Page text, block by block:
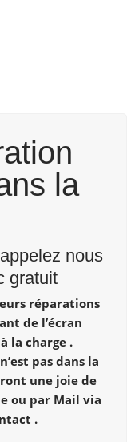
la
nous
gratuit
réparations
de l’écran
la charge .
pas dans la
une joie de
ou par Mail via
.